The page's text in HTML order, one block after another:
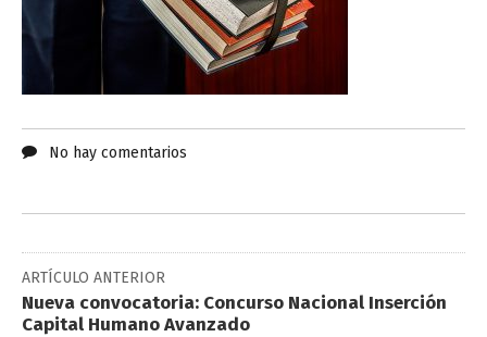
No hay comentarios
ARTÍCULO ANTERIOR
Nueva convocatoria: Concurso Nacional Inserción
Capital Humano Avanzado